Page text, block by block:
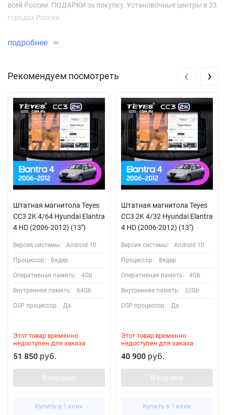
всей России. ПОДАРКИ за покупку. Установочные центры в 23
городах России.
подробнее
Рекомендуем посмотреть
Штатная магнитола Teyes
CC3 2K 4/64 Hyundai Elantra
4 HD (2006-2012) (13")
Версия системы: Android 10
Процессор: 8ядер
Оперативная память: 4Gb
Внутренняя память: 64Gb
DSP процессор: Да
Этот товар временно
недоступен для заказа
51 850 руб.
В корзину
Купить в 1 клик
Штатная магнитола Teyes
CC3 2K 4/32 Hyundai Elantra
4 HD (2006-2012) (13")
Версия системы: Android 10
Процессор: 8ядер
Оперативная память: 4Gb
Внутренняя память: 32Gb
DSP процессор: Да
Этот товар временно
недоступен для заказа
40 900 руб.
В корзину
Купить в 1 клик
‹ ›